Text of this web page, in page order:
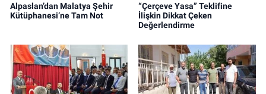
Alpaslan’dan Malatya Şehir
Kütüphanesi’ne Tam Not
“Çerçeve Yasa” Teklifine
İlişkin Dikkat Çeken
Değerlendirme